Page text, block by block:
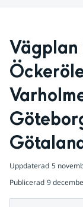
Vägplan
Uppdaterad 5
Publicerad 9